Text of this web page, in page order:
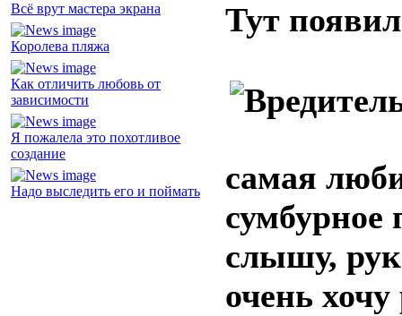
Всё врут мастера экрана
Королева пляжа
Как отличить любовь от
зависимости
Я пожалела это похотливое
создание
Надо выследить его и поймать
Тут
самая
сумбурное
слышу,
очень